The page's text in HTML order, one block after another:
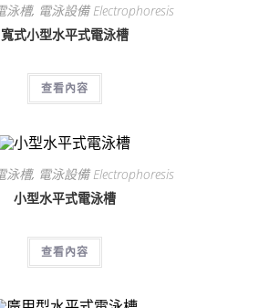
泳槽, 電泳設備 Electrophoresis
寬式小型水平式電泳槽
查看內容
泳槽, 電泳設備 Electrophoresis
小型水平式電泳槽
查看內容